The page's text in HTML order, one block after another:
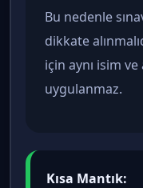
Bu nedenle
dikkate
için aynı isim
uygulanmaz.
Kısa Mantık: